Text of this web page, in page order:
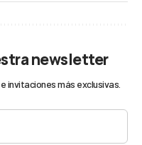
newsletter
invitaciones más exclusivas.